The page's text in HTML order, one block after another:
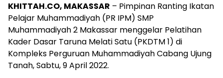
KHITTAH.CO, MAKASSAR – Pimpinan Ranting Ikatan
Pelajar Muhammadiyah (PR IPM) SMP
Muhammadiyah 2 Makassar menggelar Pelatihan
Kader Dasar Taruna Melati Satu (PKDTM 1) di
Kompleks Perguruan Muhammadiyah Cabang Ujung
Tanah, Sabtu, 9 April 2022.